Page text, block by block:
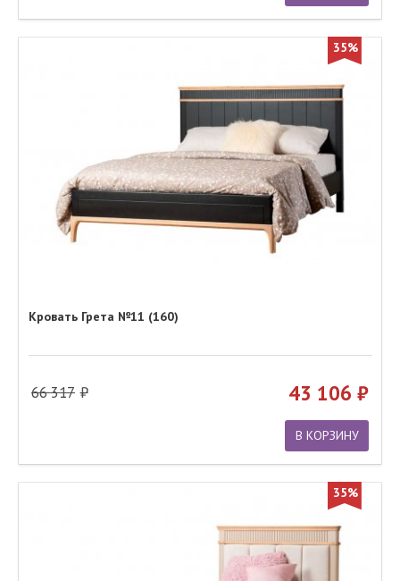
35%
Кровать Грета №11 (160)
66 317 43 106
В КОРЗИНУ
35%